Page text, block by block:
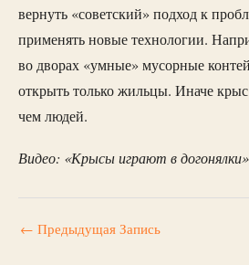
вернуть «советский» подход к
применять новые технологии.
во дворах «умные» мусорные
открыть только жильцы. Иначе
чем людей.
Видео: «Крысы играют в
← Предыдущая Запись